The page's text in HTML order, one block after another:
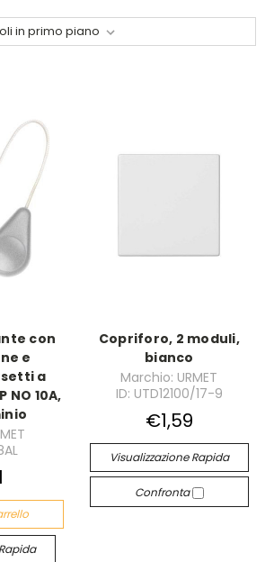
con
e
a
NO 10A,
Copriforo, 2 moduli,
bianco
Marchio: URMET
ID: UTD12100/17-9
€1,59
Visualizzazione Rapida
Confronta